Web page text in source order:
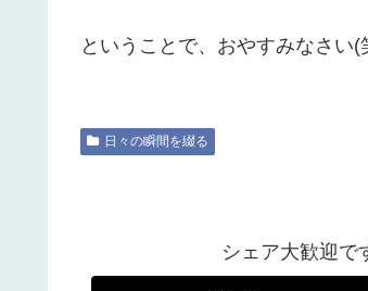
ということで、おやすみなさい(
日々の瞬間を綴る
シェア大歓迎で